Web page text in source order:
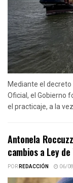
Mediante el
Oficial, el Gobierno
el practicaje, a la vez
Antonela
cambios a Ley
PORREDACCIÓN 06/